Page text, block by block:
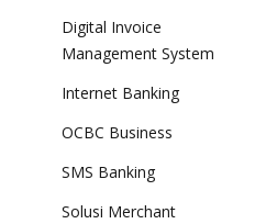
Digital Invoice
Management System
Internet Banking
OCBC Business
SMS Banking
Solusi Merchant